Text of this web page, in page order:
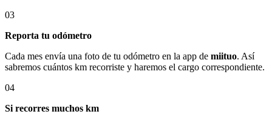
03
Reporta tu odómetro
Cada mes envía una foto de tu odómetro en la app de miituo. Así
sabremos cuántos km recorriste y haremos el cargo correspondiente.
04
Si recorres muchos km